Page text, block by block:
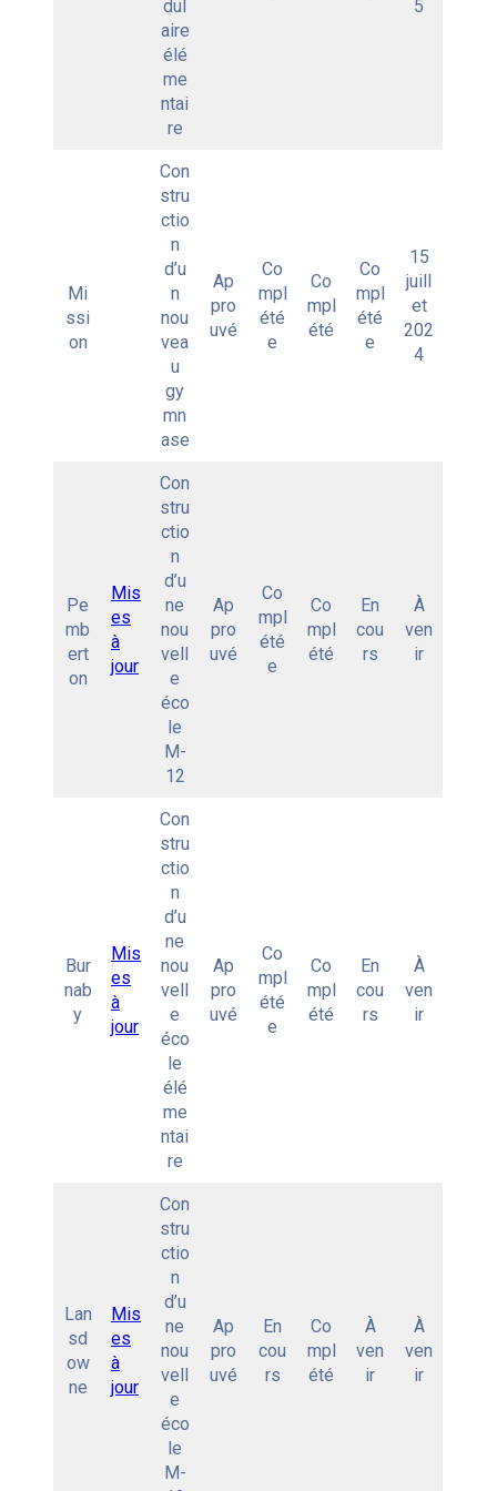
dul
aire
élé
me
ntai
re
5
Mi
ssi
on
Con
stru
ctio
n
d’u
n
nou
vea
u
gy
mn
ase
Ap
pro
uvé
Co
mpl
été
e
Co
mpl
été
Co
mpl
été
e
15
juill
et
202
4
Pe
mb
ert
on
Mis
es
à
jour
Con
stru
ctio
n
d’u
ne
nou
vell
e
éco
le
M-
12
Ap
pro
uvé
Co
mpl
été
e
Co
mpl
été
En
cou
rs
À
ven
ir
Bur
nab
y
Mis
es
à
jour
Con
stru
ctio
n
d’u
ne
nou
vell
e
éco
le
élé
me
ntai
re
Ap
pro
uvé
Co
mpl
été
e
Co
mpl
été
En
cou
rs
À
ven
ir
Lan
sd
ow
ne
Mis
es
à
jour
Con
stru
ctio
n
d’u
ne
nou
vell
e
éco
le
M-
Ap
pro
uvé
En
cou
rs
Co
mpl
été
À
ven
ir
À
ven
ir